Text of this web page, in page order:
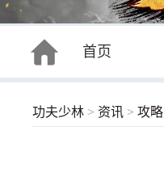
首页
功夫少林 > 资讯 > 攻略